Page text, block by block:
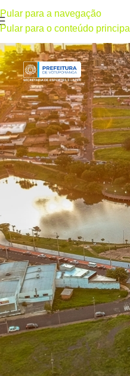
Pular para a navegação
Pular para o conteúdo principal